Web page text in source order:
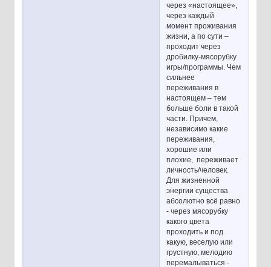
через «настоящее»,
через каждый
момент проживания
жизни, а по сути –
проходит через
дробилку-мясорубку
игры/программы. Чем
сильнее
переживания в
настоящем – тем
больше боли в такой
части. Причем,
независимо какие
переживания,
хорошие или
плохие, переживает
личность/человек.
Для жизненной
энергии существа
абсолютно всё равно
- через мясорубку
какого цвета
проходить и под
какую, веселую или
грустную, мелодию
перемалываться -